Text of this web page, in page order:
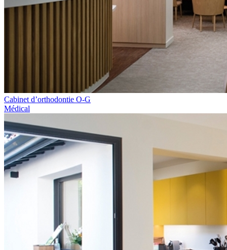
Cabinet d’orthodontie O-G
Médical